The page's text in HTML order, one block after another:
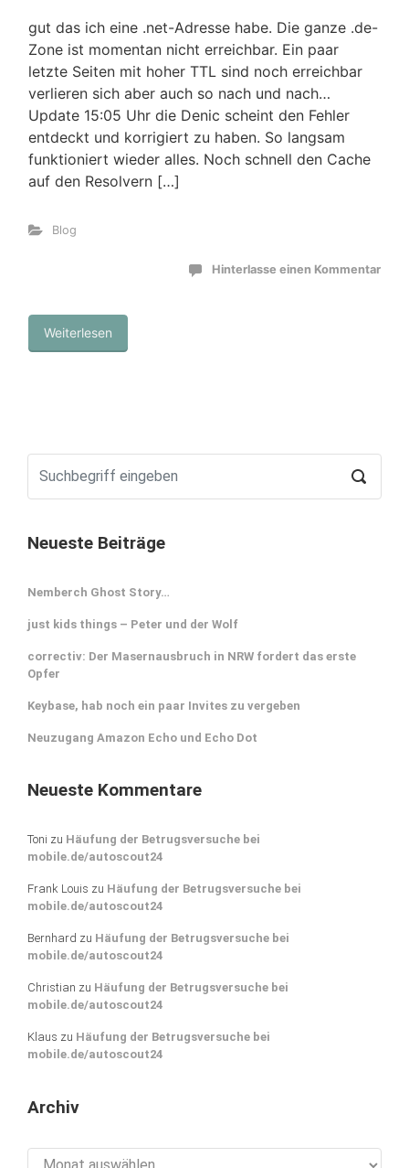
gut das ich eine .net-Adresse habe. Die ganze .de-
Zone ist momentan nicht erreichbar. Ein paar
letzte Seiten mit hoher TTL sind noch erreichbar
verlieren sich aber auch so nach und nach…
Update 15:05 Uhr die Denic scheint den Fehler
entdeckt und korrigiert zu haben. So langsam
funktioniert wieder alles. Noch schnell den Cache
auf den Resolvern […]
Blog
Hinterlasse einen Kommentar
Weiterlesen
Neueste Beiträge
Nemberch Ghost Story…
just kids things – Peter und der Wolf
correctiv: Der Masernausbruch in NRW fordert das erste
Opfer
Keybase, hab noch ein paar Invites zu vergeben
Neuzugang Amazon Echo und Echo Dot
Neueste Kommentare
Toni zu Häufung der Betrugsversuche bei
mobile.de/autoscout24
Frank Louis zu Häufung der Betrugsversuche bei
mobile.de/autoscout24
Bernhard zu Häufung der Betrugsversuche bei
mobile.de/autoscout24
Christian zu Häufung der Betrugsversuche bei
mobile.de/autoscout24
Klaus zu Häufung der Betrugsversuche bei
mobile.de/autoscout24
Archiv